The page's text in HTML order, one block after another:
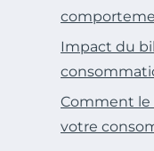
Impact du
Comment le
votre